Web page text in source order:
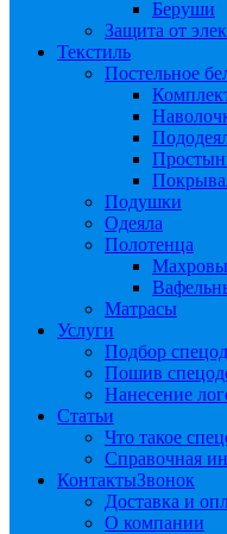
Беруши
Защита от
Текстиль
Постельное
Подушки
Одеяла
Полотенца
Матрасы
Услуги
Подбор
Пошив
Нанесение
Статьи
Что такое
Справочная
КонтактыЗвонок
Доставка и
О компании